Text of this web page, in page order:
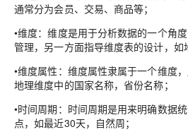
通常分为会员、交易、商品等；
•维度：维度是用于分析数据的一个角
管理，另一方面指导维度表的设计，如
•维度属性：维度属性隶属于一个维度
地理维度中的国家名称，省份名称；
•时间周期：时间周期是用来明确数据
点，如最近30天，自然周；